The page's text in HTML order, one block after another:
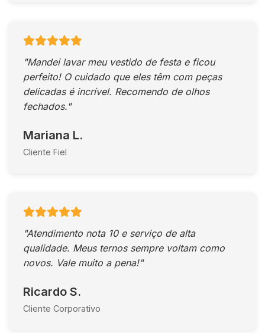
"Mandei lavar meu vestido de festa e ficou
perfeito! O cuidado que eles têm com peças
delicadas é incrível. Recomendo de olhos
fechados."
Mariana L.
Cliente Fiel
"Atendimento nota 10 e serviço de alta
qualidade. Meus ternos sempre voltam como
novos. Vale muito a pena!"
Ricardo S.
Cliente Corporativo